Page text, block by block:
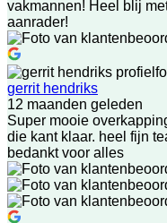
vakmannen! Heel blij
aanrader!
gerrit hendriks
12 maanden geleden
Super mooie
die kant klaar. heel fijn
bedankt voor alles